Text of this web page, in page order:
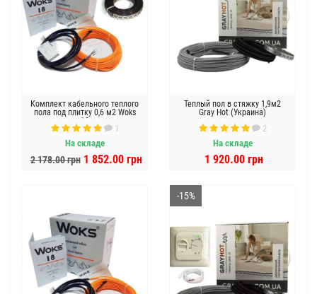
Комплект кабельного теплого
пола под плитку 0,6 м2 Woks
18
1
На складе
2 178.00 грн 1 852.00 грн
Теплый пол в стяжку 1,9м2
Gray Hot (Украина)
2
На складе
1 920.00 грн
-15%